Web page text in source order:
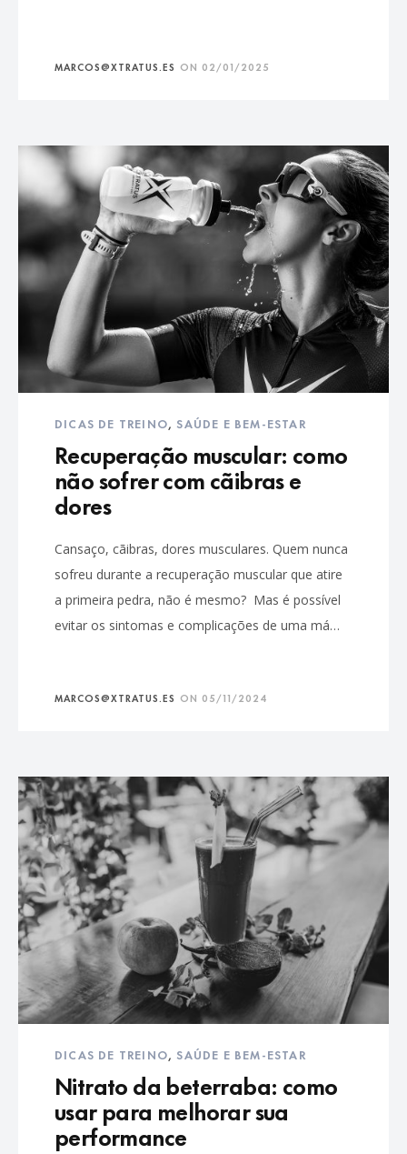
MARCOS@XTRATUS.ES ON 02/01/2025
DICAS DE TREINO, SAÚDE E BEM-ESTAR
Recuperação muscular: como
não sofrer com cãibras e
dores
Cansaço, cãibras, dores musculares. Quem nunca
sofreu durante a recuperação muscular que atire
a primeira pedra, não é mesmo? Mas é possível
evitar os sintomas e complicações de uma má…
MARCOS@XTRATUS.ES ON 05/11/2024
DICAS DE TREINO, SAÚDE E BEM-ESTAR
Nitrato da beterraba: como
usar para melhorar sua
performance